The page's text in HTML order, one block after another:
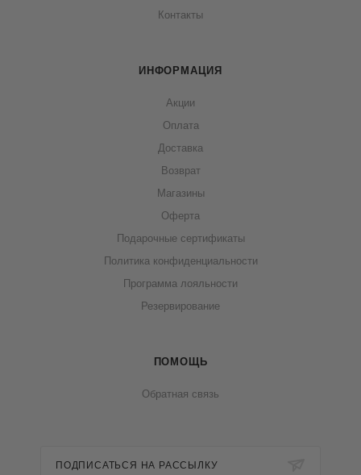
Контакты
ИНФОРМАЦИЯ
Акции
Оплата
Доставка
Возврат
Магазины
Оферта
Подарочные сертификаты
Политика конфиденциальности
Программа лояльности
Резервирование
ПОМОЩЬ
Обратная связь
ПОДПИСАТЬСЯ НА РАССЫЛКУ